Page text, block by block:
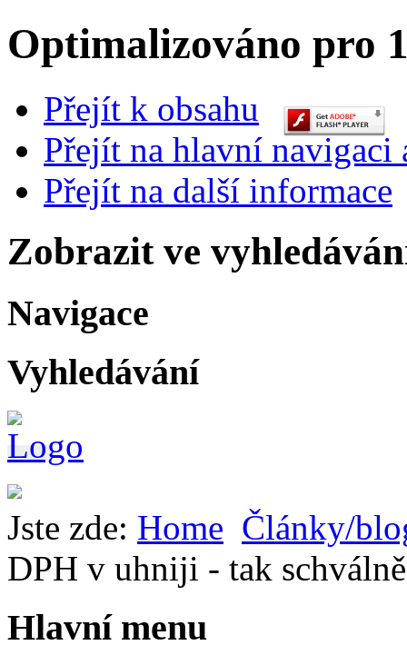
Optimalizováno pro
Přejít k obsahu
Přejít na hlavní navigaci
Přejít na další informace
Zobrazit ve
Navigace
Vyhledávání
Jste zde: Home Články/
DPH v uhniji - tak
Hlavní menu